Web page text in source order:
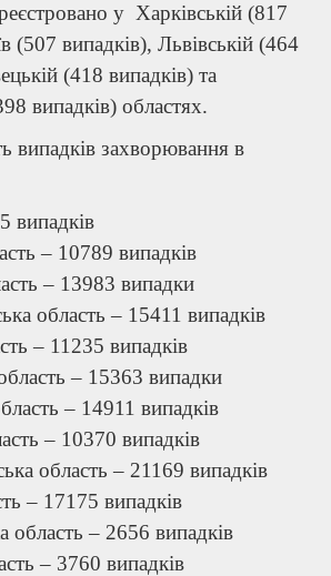
у Харківській (817
(507 випадків), Львівській (464
(418 випадків) та
випадків) областях.
випадків захворювання в
випадків
– 10789 випадків
– 13983 випадки
область – 15411 випадків
– 11235 випадків
– 15363 випадки
– 14911 випадків
– 10370 випадків
область – 21169 випадків
– 17175 випадків
область – 2656 випадків
– 3760 випадків